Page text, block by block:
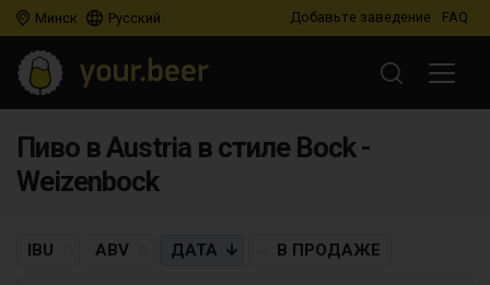
Минск Русский Добавьте заведение FAQ
Пиво в Austria в стиле Bock -
Weizenbock
IBU ABV ДАТА В ПРОДАЖЕ